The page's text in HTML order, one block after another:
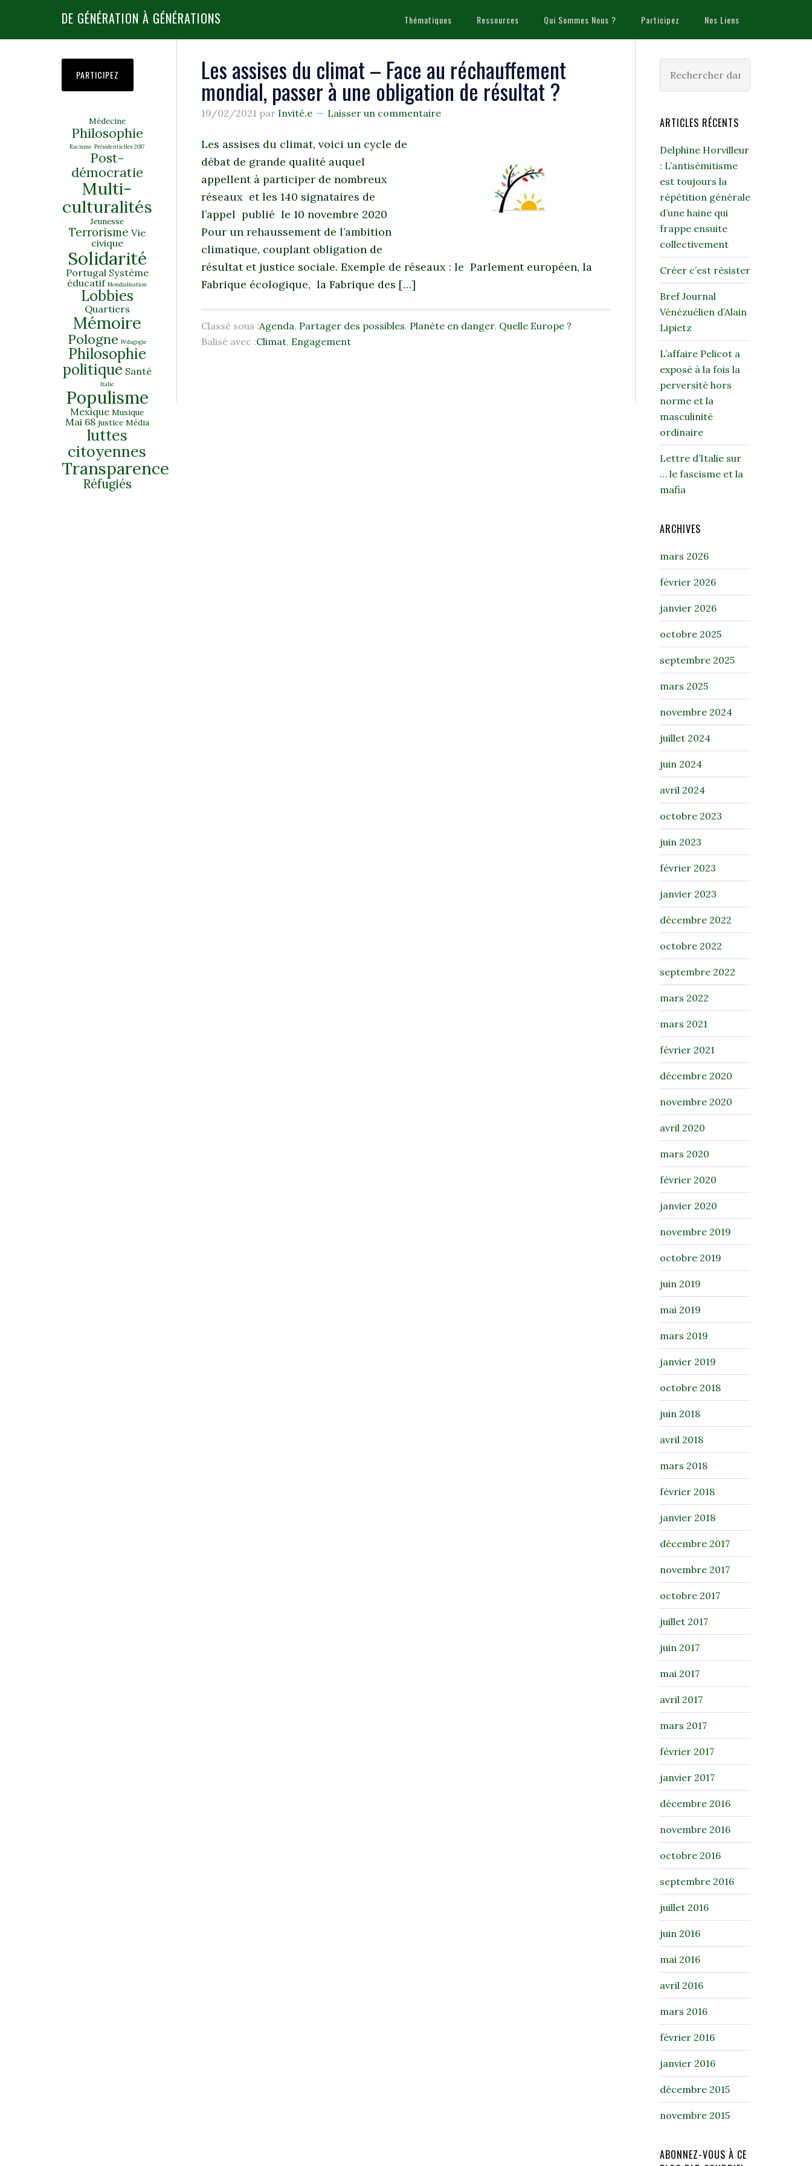
DE GÉNÉRATION À GÉNÉRATIONS Thématiques Ressources Qui Sommes Nous ? Participez Nos Liens
Les assises du climat – Face au réchauffement
mondial, passer à une obligation de résultat ?
19/02/2021 par Invité.e Laisser un commentaire
Les assises du climat, voici un cycle de
débat de grande qualité auquel
appellent à participer de nombreux
réseaux et les 140 signataires de
l’appel publié le 10 novembre 2020
Pour un rehaussement de l’ambition
climatique, couplant obligation de
résultat et justice sociale. Exemple de réseaux : le Parlement européen, la
Fabrique écologique, la Fabrique des […]
Classé sous :Agenda, Partager des possibles, Planète en danger, Quelle Europe ?
Balisé avec :Climat, Engagement
ARTICLES RÉCENTS
Delphine Horvilleur
: L’antisémitisme
est toujours la
répétition générale
d’une haine qui
frappe ensuite
collectivement
Créer c’est résister
Bref Journal
Vénézuélien d’Alain
Lipietz
L’affaire Pelicot a
exposé à la fois la
perversité hors
norme et la
masculinité
ordinaire
Lettre d’Italie sur
… le fascisme et la
mafia
ARCHIVES
mars 2026
février 2026
janvier 2026
octobre 2025
septembre 2025
mars 2025
novembre 2024
juillet 2024
juin 2024
avril 2024
octobre 2023
juin 2023
février 2023
janvier 2023
décembre 2022
octobre 2022
septembre 2022
mars 2022
mars 2021
février 2021
décembre 2020
novembre 2020
avril 2020
mars 2020
février 2020
janvier 2020
novembre 2019
octobre 2019
juin 2019
mai 2019
mars 2019
janvier 2019
octobre 2018
juin 2018
avril 2018
mars 2018
février 2018
janvier 2018
décembre 2017
novembre 2017
octobre 2017
juillet 2017
juin 2017
mai 2017
avril 2017
mars 2017
février 2017
janvier 2017
décembre 2016
novembre 2016
octobre 2016
septembre 2016
juillet 2016
juin 2016
mai 2016
avril 2016
mars 2016
février 2016
janvier 2016
décembre 2015
novembre 2015
ABONNEZ-VOUS À CE
PARTICIPEZ
Médecine
Philosophie
Racisme Présidentielles 2017
Post-
démocratie
Multi-
culturalités
Jeunesse
Terrorisme Vie
civique
Solidarité
Portugal Système
éducatif Mondialisation
Lobbies
Quartiers
Mémoire
Pologne Pédagogie
Philosophie
politique Santé
Italie
Populisme
Mexique Musique
Mai 68 justice Média
luttes
citoyennes
Transparence
Réfugiés